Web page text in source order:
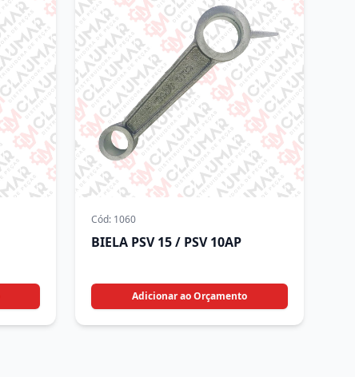
Cód: 1060
BIELA PSV 15 / PSV 10AP
Adicionar ao Orçamento